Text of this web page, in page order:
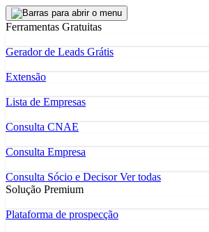
Ferramentas Gratuitas
Gerador de Leads Grátis
Extensão
Lista de Empresas
Consulta CNAE
Consulta Empresa
Consulta Sócio e DecisorVer todas
Solução Premium
Plataforma de prospecção